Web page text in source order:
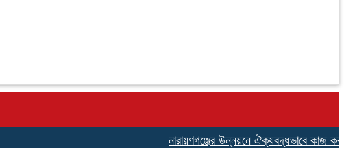
নারায়ণগঞ্জের উন্নয়নে ঐক্যবদ্ধভাবে কাজ করার